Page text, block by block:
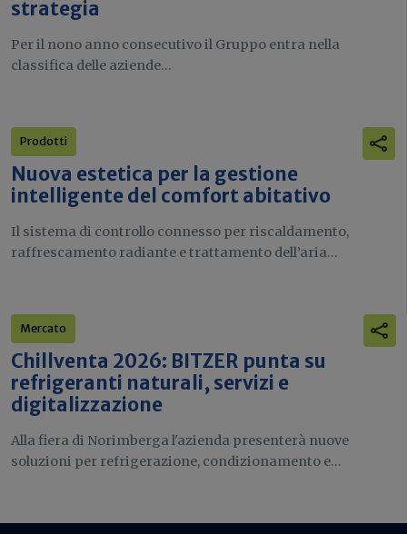
strategia
Per il nono anno consecutivo il Gruppo entra nella
classifica delle aziende...
Prodotti
Nuova estetica per la gestione
intelligente del comfort abitativo
Il sistema di controllo connesso per riscaldamento,
raffrescamento radiante e trattamento dell’aria...
Mercato
Chillventa 2026: BITZER punta su
refrigeranti naturali, servizi e
digitalizzazione
Alla fiera di Norimberga l'azienda presenterà nuove
soluzioni per refrigerazione, condizionamento e...